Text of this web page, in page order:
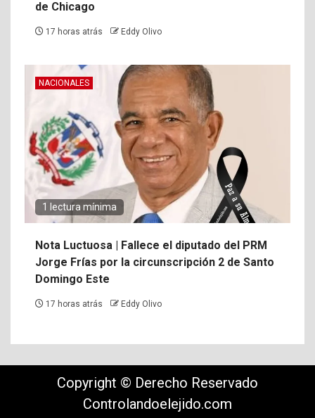
de Chicago
17 horas atrás Eddy Olivo
NACIONALES
1 lectura mínima
Nota Luctuosa | Fallece el diputado del PRM
Jorge Frías por la circunscripción 2 de Santo
Domingo Este
17 horas atrás Eddy Olivo
Copyright © Derecho Reservado
Controlandoelejido.com